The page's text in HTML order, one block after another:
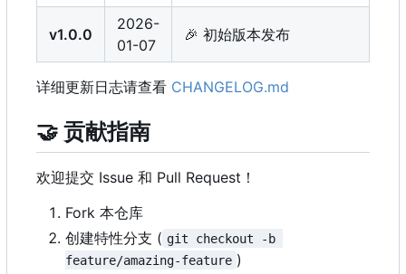
v1.0.0
2026-
01-07
🎉 初始版本发布
详细更新日志请查看 CHANGELOG.md
🤝 贡献指南
欢迎提交 Issue 和 Pull Request ！
Fork 本仓库
创建特性分支 ( git checkout -b
feature/amazing-feature )